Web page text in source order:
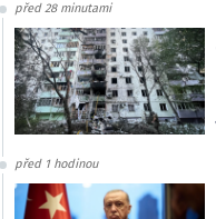
před 28 minutami
před 1 hodinou